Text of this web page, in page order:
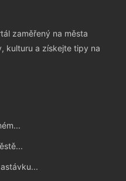
zaměřený na města
kulturu a získejte tipy na